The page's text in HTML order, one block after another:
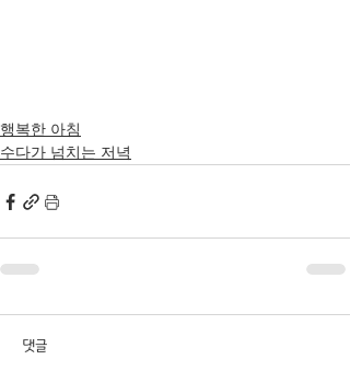
행복한 아침
수다가 넘치는 저녁
댓글